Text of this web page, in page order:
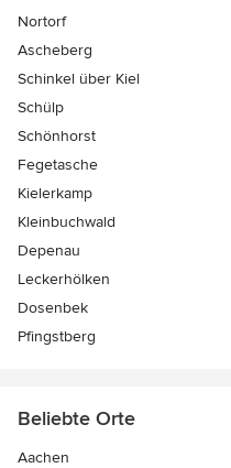
Nortorf
Ascheberg
Schinkel über Kiel
Schülp
Schönhorst
Fegetasche
Kielerkamp
Kleinbuchwald
Depenau
Leckerhölken
Dosenbek
Pfingstberg
Beliebte Orte
Aachen